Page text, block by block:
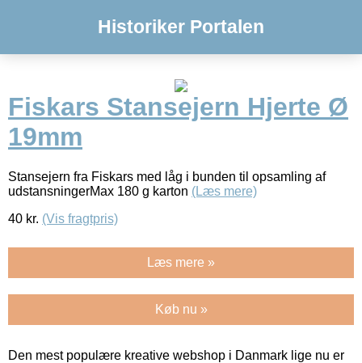
Historiker Portalen
Fiskars Stansejern Hjerte Ø
19mm
Stansejern fra Fiskars med låg i bunden til opsamling af
udstansningerMax 180 g karton (Læs mere)
40 kr. (Vis fragtpris)
Læs mere »
Køb nu »
Den mest populære kreative webshop i Danmark lige nu er